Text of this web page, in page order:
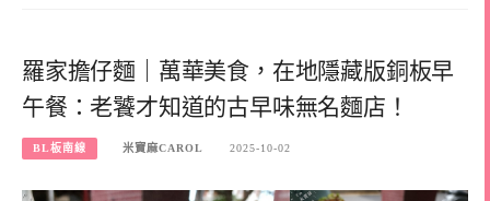
羅家擔仔麵｜萬華美食，在地隱藏版銅板早
午餐：老饕才知道的古早味無名麵店！
BL板南線 米寶麻CAROL 2025-10-02